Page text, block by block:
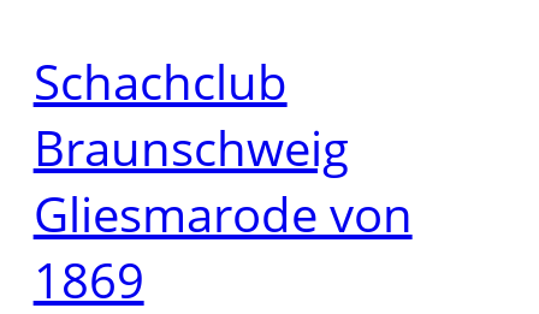
Zum
Inhalt
springen
Schachclub
Braunschweig
Gliesmarode von
1869